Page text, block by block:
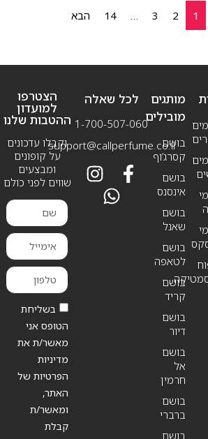
1
2
3
…
14 הבא
מותגים
מובילים
בושם
קסרג’וף
בושם
אינסנס
בושם
שאנל
בושם
לטאפה
בושם
קריד
בושם
דיור
בושם
אל
חרמין
בושם
ברברי
בושם
לכל שאלה
1-700-507-060
support@callperfume.co.il
הצטרפו
למועדון
ההטבות שלנו
וקבלו עדכונים
על קופונים
ומבצעים
שווים לפני כולם
בשליחת
הטופס אני
מאשר/ת את
מדיניות
הפרטיות של
האתר,
ומאשר/ת
קבלת